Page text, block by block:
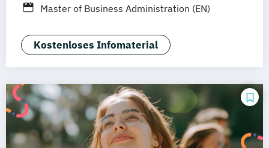
Braunschweig Erfurt
Master of Business Administration (EN)
Kostenloses Infomaterial